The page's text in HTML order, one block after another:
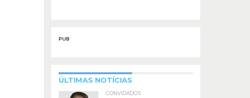
PUB
ÚLTIMAS NOTÍCIAS
CONVIDADOS